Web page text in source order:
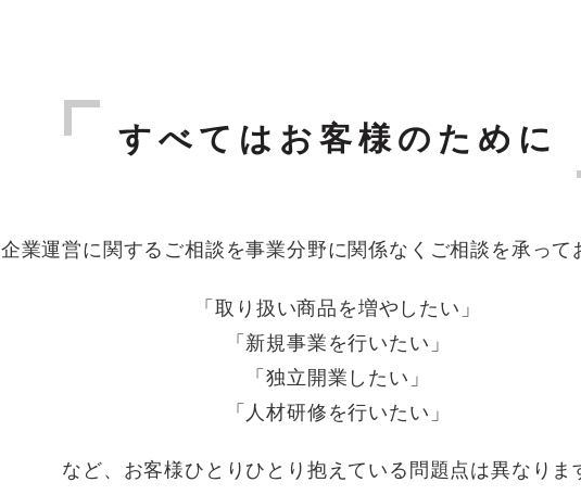
すべてはお客様のために
企業運営に関するご相談を事業分野に関係なくご相談を承って
「取り扱い商品を増やしたい」
「新規事業を行いたい」
「独立開業したい」
「人材研修を行いたい」
など、お客様ひとりひとり抱えている問題点は異なりま